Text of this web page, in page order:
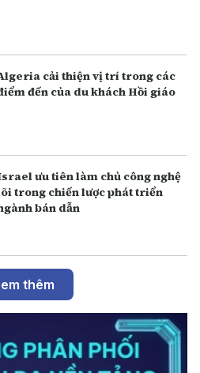
cải thiện vị trí trong các
đến của du khách Hồi giáo
ưu tiên làm chủ công nghệ
trong chiến lược phát triển
bán dẫn
thêm